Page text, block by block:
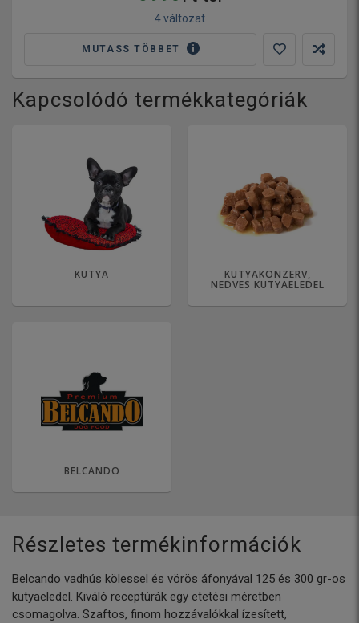
4 változat
MUTASS TÖBBET
Kapcsolódó termékkategóriák
KUTYA KUTYAKONZERV,
NEDVES KUTYAELEDEL
BELCANDO
Részletes termékinformációk
Belcando vadhús kölessel és vörös áfonyával 125 és 300 gr-os
kutyaeledel. Kiváló receptúrák egy etetési méretben
csomagolva. Szaftos, finom hozzávalókkal ízesített,